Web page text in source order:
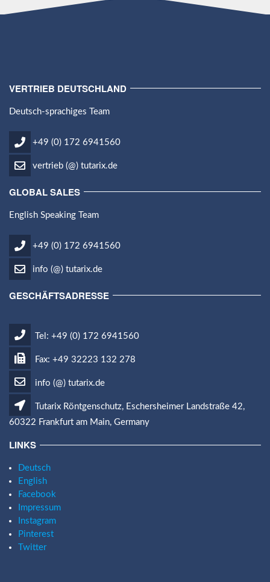
VERTRIEB DEUTSCHLAND
Deutsch-sprachiges Team
+49 (0) 172 6941560
vertrieb (@) tutarix.de
GLOBAL SALES
English Speaking Team
+49 (0) 172 6941560
info (@) tutarix.de
GESCHÄFTSADRESSE
Tel: +49 (0) 172 6941560
Fax: +49 32223 132 278
info (@) tutarix.de
Tutarix Röntgenschutz, Eschersheimer Landstraße 42,
60322 Frankfurt am Main, Germany
LINKS
Deutsch
English
Facebook
Impressum
Instagram
Pinterest
Twitter